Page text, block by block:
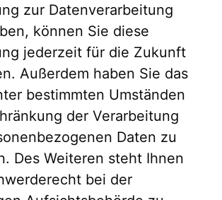
zur Datenverarbeitung
können Sie diese
jederzeit für die Zukunft
Außerdem haben Sie das
bestimmten Umständen
der Verarbeitung
Daten zu
Des Weiteren steht Ihnen
bei der